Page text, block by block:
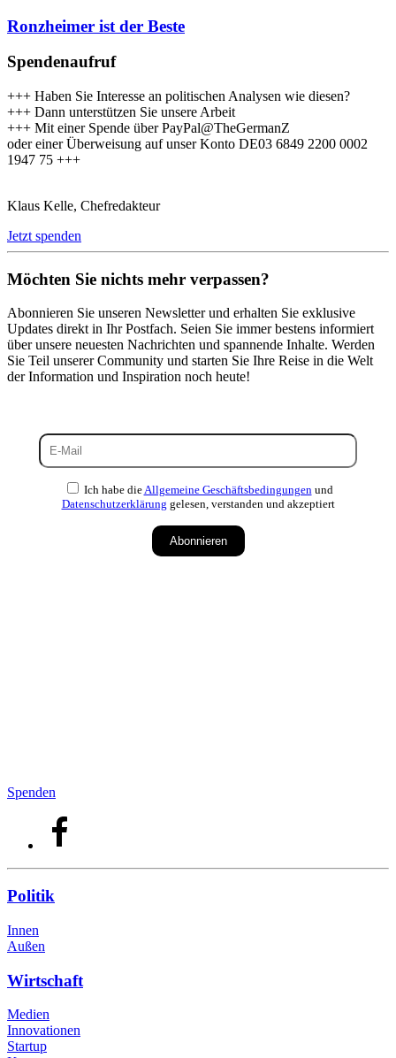
Ronzheimer ist der Beste
Spendenaufruf
+++ Haben Sie Interesse an politischen Analysen wie diesen?
+++ Dann unterstützen Sie unsere Arbeit
+++ Mit einer Spende über PayPal@TheGermanZ
oder einer Überweisung auf unser Konto DE03 6849 2200 0002
1947 75 +++
Klaus Kelle, Chefredakteur
Jetzt spenden
Möchten Sie nichts mehr verpassen?
Abonnieren Sie unseren Newsletter und erhalten Sie exklusive
Updates direkt in Ihr Postfach. Seien Sie immer bestens informiert
über unsere neuesten Nachrichten und spannende Inhalte. Werden
Sie Teil unserer Community und starten Sie Ihre Reise in die Welt
der Information und Inspiration noch heute!
Ich habe die Allgemeine Geschäftsbedingungen und
Datenschutzerklärung gelesen, verstanden und akzeptiert
Abonnieren
Spenden
Politik
Innen
Außen
Wirtschaft
Medien
Innovationen
Startup